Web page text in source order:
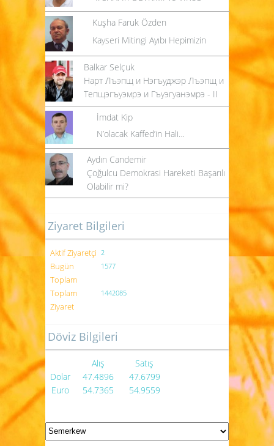
Kuşha Faruk Özden
Kayseri Mitingi Ayıbı Hepimizin
Balkar Selçuk
Нарт Лъэпщ и Нэгъуджэр Лъэпщ и
Тепщэгъуэмрэ и Гъуэгуанэмрэ - II
İmdat Kip
N’olacak Kaffed’in Hali…
Aydın Candemir
Çoğulcu Demokrasi Hareketi Başarılı
Olabilir mi?
Ziyaret Bilgileri
Aktif Ziyaretçi 2
Bugün
Toplam
1577
Toplam
Ziyaret
1442085
Döviz Bilgileri
Alış
Satış
Dolar
47.4896
47.6799
Euro
54.7365 54.9559